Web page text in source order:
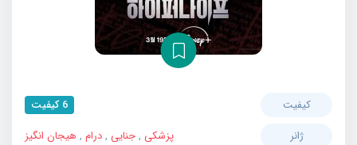
کیفیت
6 کیفیت
ژانر
پزشکی ,جنایی ,درام , هیجان انگیز